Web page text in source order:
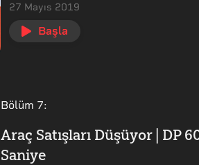
27 Mayıs 2019
Başla
Bölüm 7:
Araç Satışları Düşüyor | DP
Saniye